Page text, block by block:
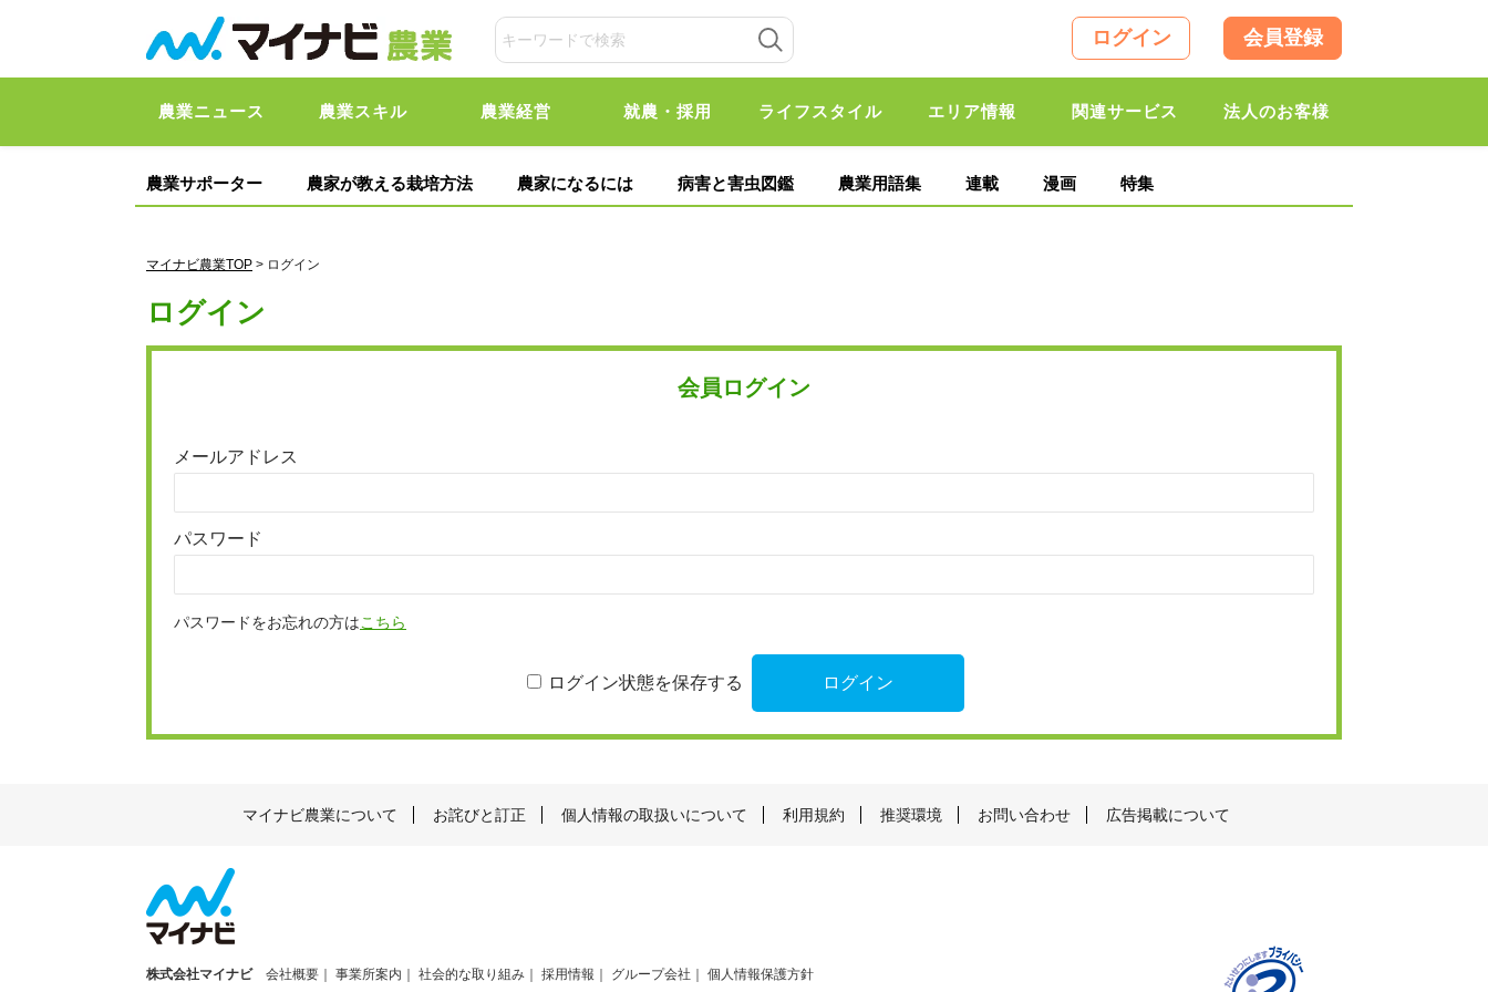
ログイン 会員登録
農業ニュース 農業スキル 農業経営 就農・採用 ライフスタイル エリア情報 関連サービス 法人のお客様
農業サポーター 農家が教える栽培方法 農家になるには 病害と害虫図鑑 農業用語集 連載 漫画 特集
マイナビ農業TOP > ログイン
ログイン
会員ログイン
メールアドレス
パスワード
パスワードをお忘れの方はこちら
ログイン状態を保存する
マイナビ農業について お詫びと訂正 個人情報の取扱いについて 利用規約 推奨環境 お問い合わせ 広告掲載について
株式会社マイナビ 会社概要 事業所案内 社会的な取り組み 採用情報 グループ会社 個人情報保護方針